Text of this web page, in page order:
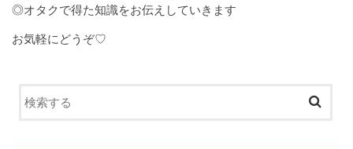
◎オタクで得た知識をお伝えしていきます
お気軽にどうぞ♡